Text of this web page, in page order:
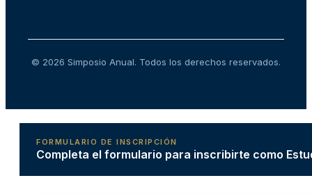
© 2026 Simposio Anual. Todos los derechos reservados.
FORMULARIO DE INSCRIPCIÓN
Completa el formulario para inscribirte como